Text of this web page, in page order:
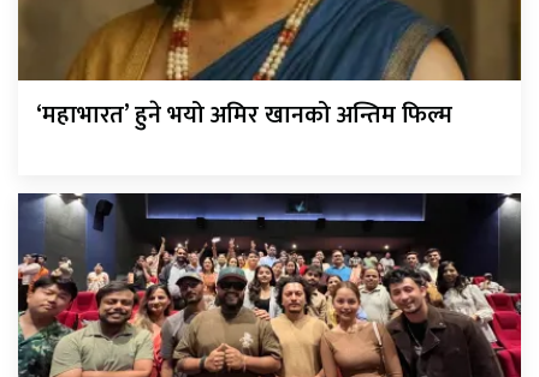
‘महाभारत’ हुने भयो अमिर खानको अन्तिम फिल्म